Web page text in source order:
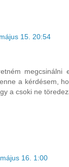
15. 20:54
megcsinálni
a kérdésem,
a csoki ne
16. 1:00